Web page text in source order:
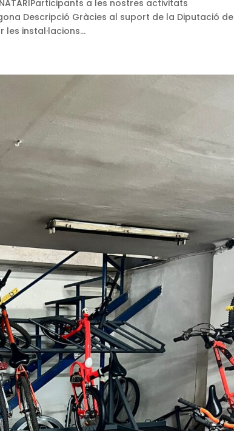
a les nostres activitats
Descripció Gràcies al suport de la Diputació de
les instal·lacions...